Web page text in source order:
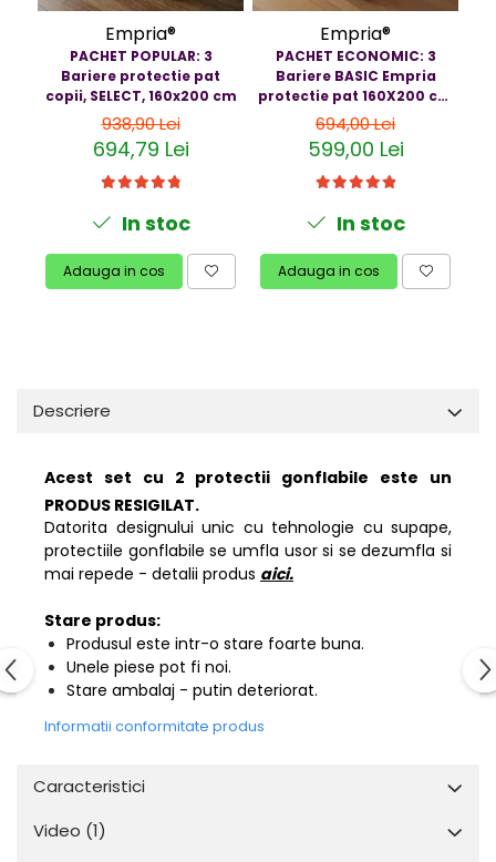
Empria®
PACHET POPULAR: 3
Bariere protectie pat
copii, SELECT, 160x200 cm
938,90 Lei
694,79 Lei
In stoc
Adauga in cos
Empria®
PACHET ECONOMIC: 3
Bariere BASIC Empria
protectie pat 160X200 cm
+ bara stabilizatoare
694,00 Lei
599,00 Lei
In stoc
Adauga in cos
Descriere
Acest set cu 2 protectii gonflabile este un
PRODUS RESIGILAT.
Datorita designului unic cu tehnologie cu supape,
protectiile gonflabile se umfla usor si se dezumfla si
mai repede - detalii produs aici.
Stare produs:
Produsul este intr-o stare foarte buna.
Unele piese pot fi noi.
Stare ambalaj - putin deteriorat.
Informatii conformitate produs
Caracteristici
Video (1)